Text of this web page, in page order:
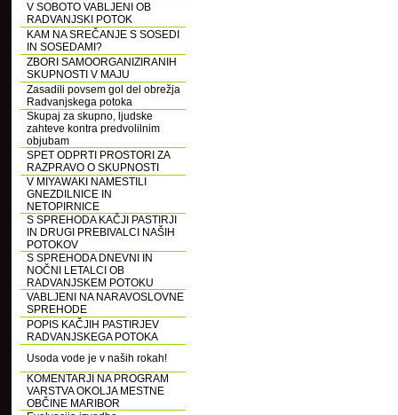
V SOBOTO VABLJENI OB
RADVANJSKI POTOK
KAM NA SREČANJE S SOSEDI
IN SOSEDAMI?
ZBORI SAMOORGANIZIRANIH
SKUPNOSTI V MAJU
Zasadili povsem gol del obrežja
Radvanjskega potoka
Skupaj za skupno, ljudske
zahteve kontra predvolilnim
objubam
SPET ODPRTI PROSTORI ZA
RAZPRAVO O SKUPNOSTI
V MIYAWAKI NAMESTILI
GNEZDILNICE IN
NETOPIRNICE
S SPREHODA KAČJI PASTIRJI
IN DRUGI PREBIVALCI NAŠIH
POTOKOV
S SPREHODA DNEVNI IN
NOČNI LETALCI OB
RADVANJSKEM POTOKU
VABLJENI NA NARAVOSLOVNE
SPREHODE
POPIS KAČJIH PASTIRJEV
RADVANJSKEGA POTOKA
Usoda vode je v naših rokah!
KOMENTARJI NA PROGRAM
VARSTVA OKOLJA MESTNE
OBČINE MARIBOR